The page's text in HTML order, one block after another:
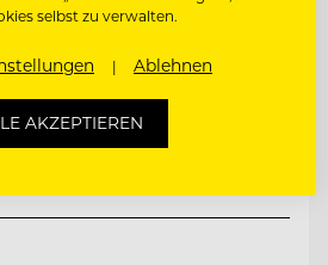
(M/W/D)
selbst zu verwalten.
Ablehnen
AKZEPTIEREN